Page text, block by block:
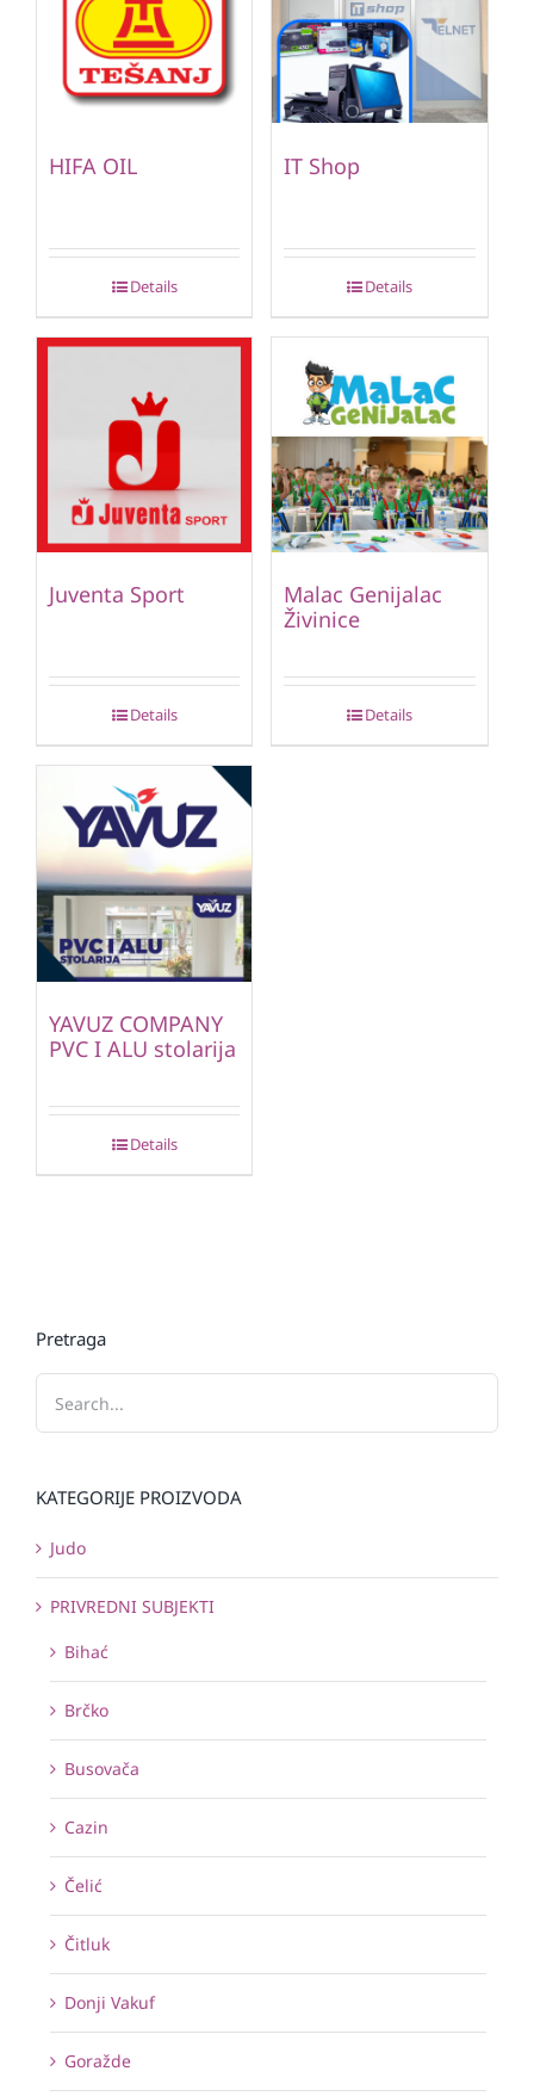
HIFA OIL
Details
IT Shop
Details
Juventa Sport
Details
Malac Genijalac
Živinice
Details
YAVUZ COMPANY
PVC I ALU stolarija
Details
Pretraga
KATEGORIJE PROIZVODA
Judo
PRIVREDNI SUBJEKTI
Bihać
Brčko
Busovača
Cazin
Čelić
Čitluk
Donji Vakuf
Goražde